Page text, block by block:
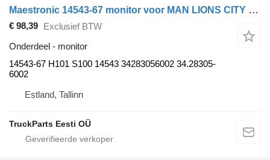
Maestronic 14543-67 monitor voor MAN LIONS CITY (01.04-) bus
€ 98,39 Exclusief BTW
Onderdeel - monitor
14543-67 H101 S100 14543 34283056002 34.28305-
6002
Estland, Tallinn
TruckParts Eesti OÜ